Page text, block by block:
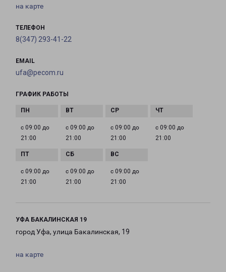
на карте
ТЕЛЕФОН
8(347) 293-41-22
EMAIL
ufa@pecom.ru
ГРАФИК РАБОТЫ
с 09:00 до
21:00
с 09:00 до
21:00
с 09:00 до
21:00
с 09:00 до
21:00
с 09:00 до
21:00
с 09:00 до
21:00
с 09:00 до
21:00
УФА БАКАЛИНСКАЯ 19
город Уфа, улица Бакалинская, 19
на карте